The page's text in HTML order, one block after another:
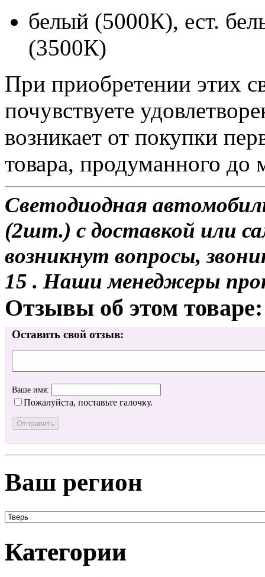
белый (5000К), ест.
(3500К)
При приобретении этих
почувствуете
возникает от покупки
товара, продуманного до
Светодиодная
(2шт.) с доставкой или
возникнут вопросы,
15 . Наши менеджеры
Отзывы об этом товаре:
Оставить свой отзыв:
Ваше имя:
Пожалуйста, поставьте галочку.
Ваш регион
Категории